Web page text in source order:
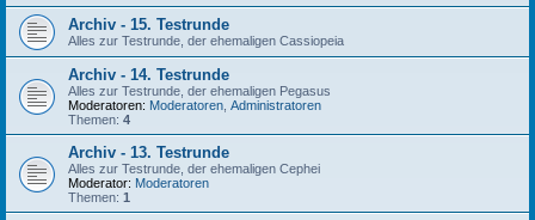
Archiv - 15. Testrunde
Alles zur Testrunde, der ehemaligen Cassiopeia
Archiv - 14. Testrunde
Alles zur Testrunde, der ehemaligen Pegasus
Moderatoren: Moderatoren Administratoren
Themen: 4
Archiv - 13. Testrunde
Alles zur Testrunde, der ehemaligen Cephei
Moderator: Moderatoren
Themen: 1